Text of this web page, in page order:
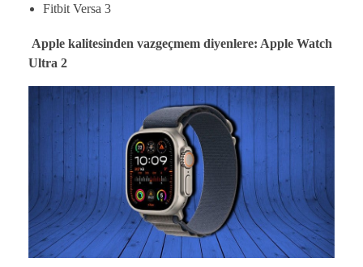
Fitbit Versa 3
Apple kalitesinden vazgeçmem diyenlere: Apple Watch
Ultra 2